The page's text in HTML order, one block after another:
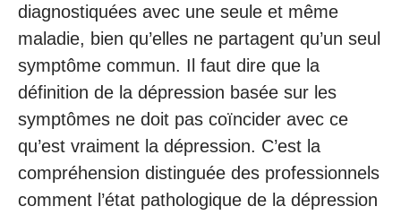
diagnostiquées avec une seule et même
maladie, bien qu’elles ne partagent qu’un seul
symptôme commun. Il faut dire que la
définition de la dépression basée sur les
symptômes ne doit pas coïncider avec ce
qu’est vraiment la dépression. C’est la
compréhension distinguée des professionnels
comment l’état pathologique de la dépression